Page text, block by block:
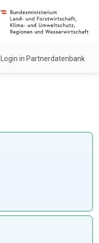
Login in Partnerdatenbank